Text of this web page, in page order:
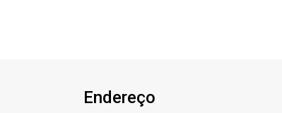
Endereço